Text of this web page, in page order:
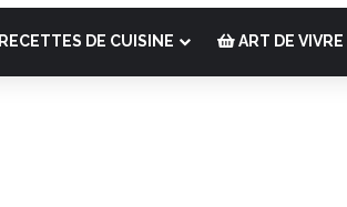
RECETTES DE CUISINE ART DE VIVRE